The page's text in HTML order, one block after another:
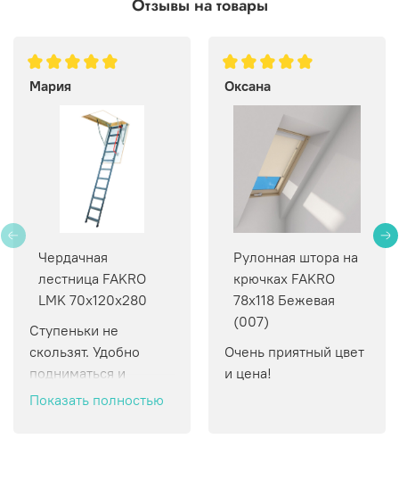
Отзывы на товары
Мария
Чердачная
лестница FAKRO
LMK 70х120х280
Ступеньки не
скользят. Удобно
подниматься и
спускаться.
Показать полностью
Оксана
Рулонная штора на
крючках FAKRO
78х118 Бежевая
(007)
Очень приятный цвет
и цена!